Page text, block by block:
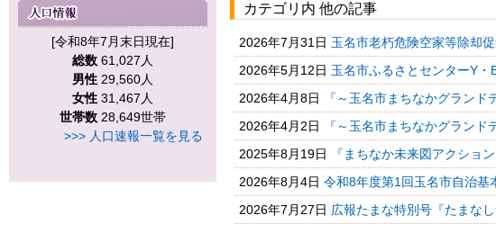
[令和8年7月末日現在]
総数 61,027人
男性 29,560人
女性 31,467人
世帯数 28,649世帯
>>> 人口速報一覧を見る
カテゴリ内 他の記事
2026年7月31日 玉名市老朽危険空家等除却
2026年5月12日 玉名市ふるさとセンターY・
2026年4月8日
『～玉名市まちなかグランド
2026年4月2日
『～玉名市まちなかグランド
2025年8月19日
『まちなか未来図アクショ
2026年8月4日 令和8年度第1回玉名市自治基
2026年7月27日 広報たまな特別号『たまな